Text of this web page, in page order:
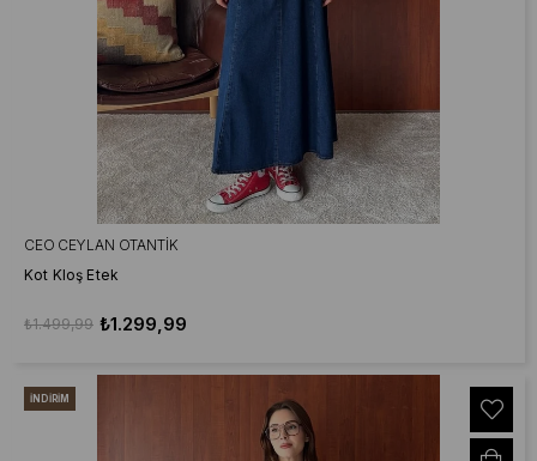
CEO CEYLAN OTANTIK
Kot Kloş Etek
₺1.299,99
₺1.499,99
İNDIRIM